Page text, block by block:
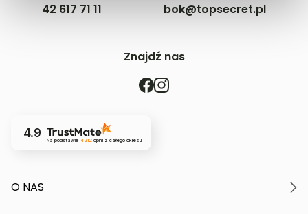
42 617 71 11 bok@topsecret.pl
Znajdź nas
4.9
Na podstawie 4212opinii z całego okresu
O NAS